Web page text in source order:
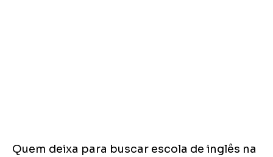
Quem deixa para buscar escola de inglês na